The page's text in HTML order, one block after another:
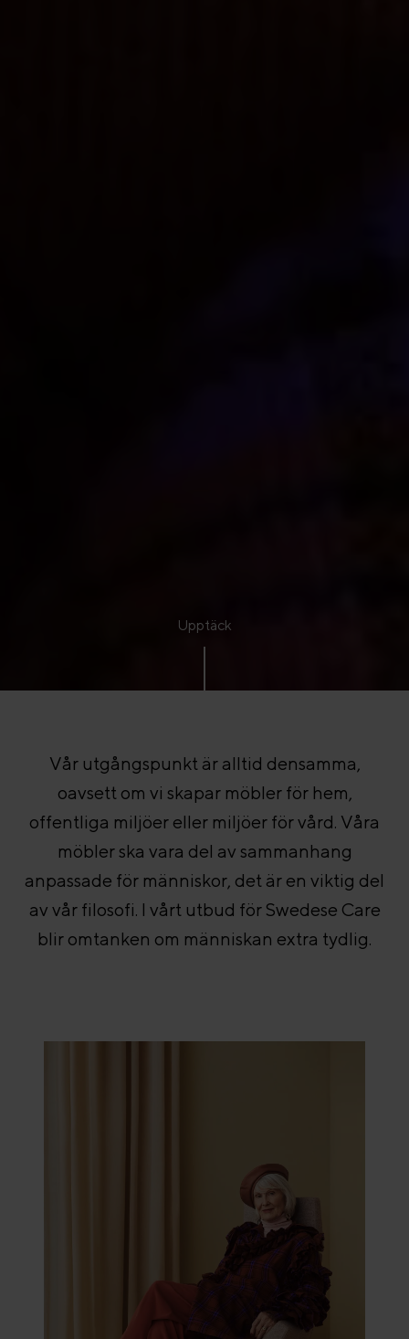
Upptäck
Vår utgångspunkt är alltid densamma,
oavsett om vi skapar möbler för hem,
offentliga miljöer eller miljöer för vård. Våra
möbler ska vara del av sammanhang
anpassade för människor, det är en viktig del
av vår filosofi. I vårt utbud för Swedese Care
blir omtanken om människan extra tydlig.